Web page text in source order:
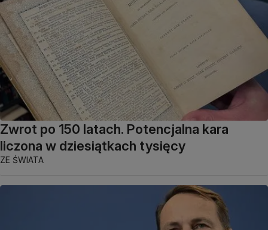
Zwrot po 150 latach. Potencjalna kara
liczona w dziesiątkach tysięcy
ZE ŚWIATA